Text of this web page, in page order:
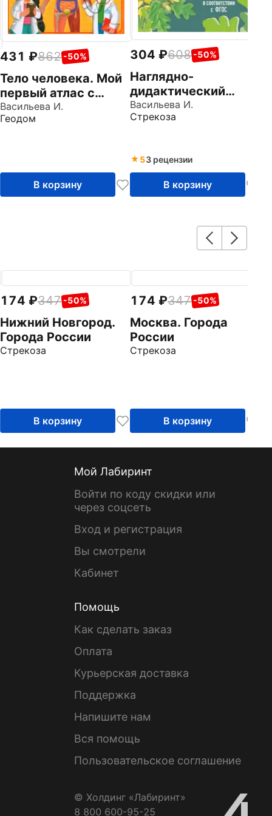
431 862 -50%
Тело человека. Мой
первый атлас с
наклейками
Васильева И.
Геодом
В корзину
304 608 -50%
Наглядно-
дидактический
материал. Листья и
плоды. ФГОС
Васильева И.
Стрекоза
53 рецензии
В корзину
174 347 -50%
Нижний Новгород.
Города России
Стрекоза
В корзину
174 347 -50%
Москва. Города
России
Стрекоза
В корзину
Мой Лабиринт
Войти по коду скидки или
через соцсеть
Вход и регистрация
Вы смотрели
Кабинет
Помощь
Как сделать заказ
Оплата
Курьерская доставка
Поддержка
Напишите нам
Вся помощь
Пользовательское соглашение
© Холдинг «Лабиринт»
8 800 600-95-25